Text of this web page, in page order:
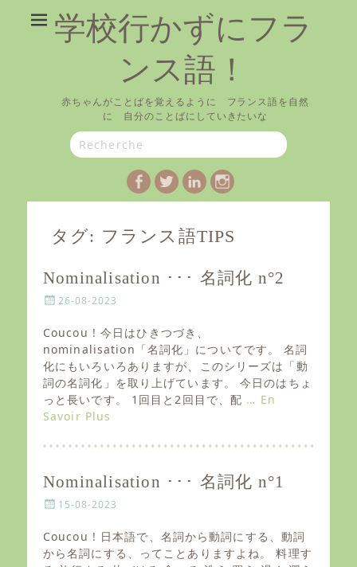
学校行かずにフラ
ンス語！
赤ちゃんがことばを覚えるように フランス語を自然
に 自分のことばにしていきたいな
Search
for:
Facebook
TwitterLinkedIn
Instagram
タグ: フランス語TIPS
Nominalisation ･･･ 名詞化 n°2
P
s
e
d
o
n
26-08-2023
Coucou ! 今日はひきつづき、
nominalisation「名詞化」についてです。 名詞
化にもいろいろありますが、このシリーズは「動
詞の名詞化」を取り上げています。 今日のはちょ
っと長いです。 1回目と2回目で、配 … En
Savoir Plus
Nominalisation ･･･ 名詞化 n°1
P
s
t
e
15-08-2023
Coucou ! 日本語で、名詞から動詞にする、動詞
から名詞にする、ってことありますよね。 料理す